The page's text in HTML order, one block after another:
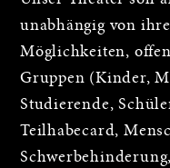
unabhängig von
Möglichkeiten,
Gruppen (Kinder,
Studierende,
Teilhabecard,